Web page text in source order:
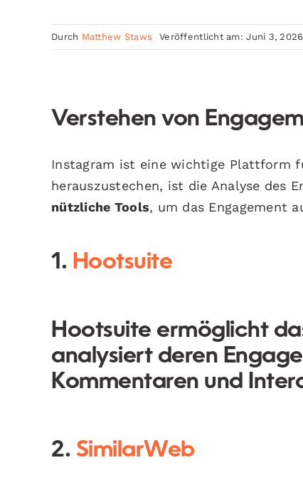
Durch Matthew Staws Veröffentlicht am: Juni 3, 2026
Verstehen von
Instagram ist eine wichtige Plattform
herauszustechen, ist die Analyse des
nützliche Tools, um das Engagement
1. Hootsuite
Hootsuite ermöglicht
analysiert deren
Kommentaren und
2. SimilarWeb